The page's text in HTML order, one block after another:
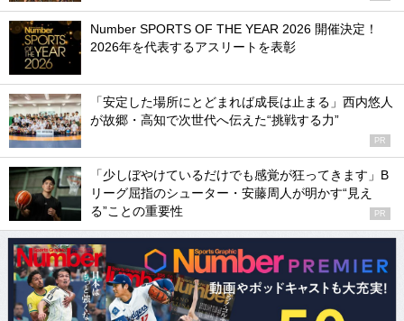
Number SPORTS OF THE YEAR 2026 開催決定！
2026年を代表するアスリートを表彰
「安定した場所にとどまれば成長は止まる」西内悠人
が故郷・高知で次世代へ伝えた“挑戦する力”
PR
「少しぼやけているだけでも感覚が狂ってきます」B
リーグ屈指のシューター・安藤周人が明かす“見え
る”ことの重要性
PR